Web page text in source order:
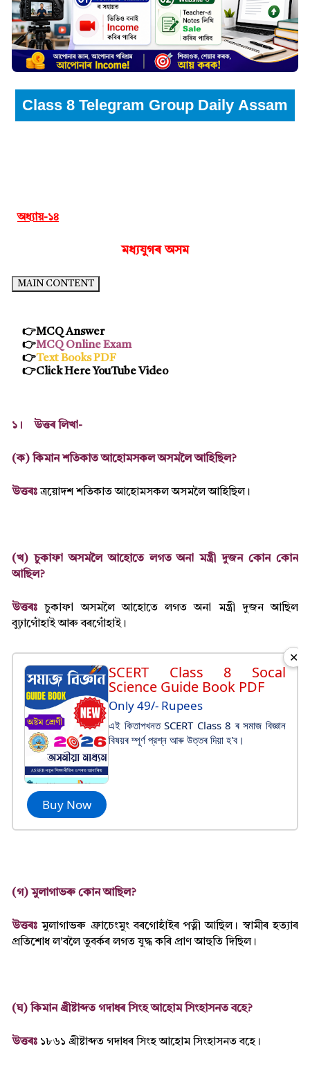
Class 8 Telegram Group Daily Assam
অধ্য়ায়-১৪
মধ্য়যুগৰ অসম
MAIN CONTENT
👉MCQ Answer
👉MCQ Online Exam
👉Text Books PDF
👉Click Here YouTube Video
১। উত্তৰ লিখা-
(ক) কিমান শতিকাত আহোমসকল অসমলৈ আহিছিল?
উত্তৰঃত্ৰয়োদশ শতিকাত আহোমসকল অসমলৈ আহিছিল।
(খ) চুকাফা অসমলৈ আহোতে লগত অনা মন্ত্ৰী দুজন কোন কোন
আছিল?
উত্তৰঃ
চুকাফা অসমলৈ আহোতে লগত অনা মন্ত্ৰী দুজন আছিল
বুঢ়াগোঁহাই আৰু বৰগোঁহাই।
Buy Now
SCERT Class 8 Socal
Science Guide Book PDF
Only 49/- Rupees
এই কিতাপখনত SCERT Class 8 ৰ সমাজ বিজ্ঞান
বিষয়ৰ ম্পূর্ণ প্রশ্ন আৰু উত্তৰ দিয়া হ'ব।
✕
(গ) মুলাগাভৰু কোন আছিল?
উত্তৰঃ মুলাগাভৰু ফ্ৰাচেংমুং বৰগোহাঁইৰ পত্নী আছিল। স্বামীৰ হত্য়াৰ
প্ৰতিশোধ ল'বলৈ তুবৰ্কৰ লগত যুদ্ধ কৰি প্ৰাণ আহুতি দিছিল।
(ঘ) কিমান খ্ৰীষ্টাব্দত গদাধৰ সিংহ আহোম সিংহাসনত বহে?
উত্তৰঃ ১৮৬১ খ্ৰীষ্টাব্দত গদাধৰ সিংহ আহোম সিংহাসনত বহে।